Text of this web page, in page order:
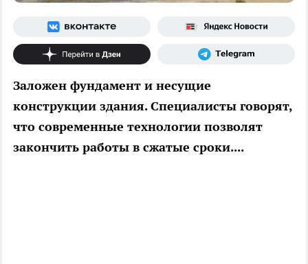
Заложен фундамент и несущие
конструкции здания. Специалисты говорят,
что современные технологии позволят
закончить работы в сжатые сроки....